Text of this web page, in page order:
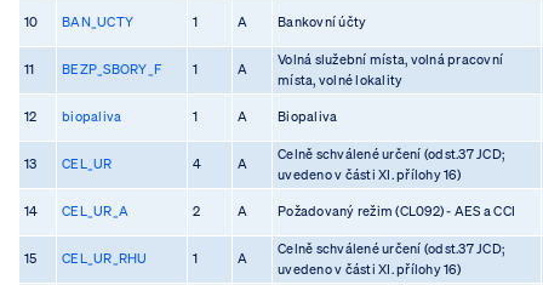
10 BAN_UCTY 1 A Bankovní účty
11 BEZP_SBORY_F 1 A
Volná služební místa, volná pracovní
místa, volné lokality
12 biopaliva 1 A Biopaliva
13 CEL_UR 4 A
Celně schválené určení (odst.37 JCD;
uvedeno v části XI. přílohy 16)
14 CEL_UR_A 2 A Požadovaný režim (CL092) - AES a CCI
15 CEL_UR_RHU 1 A
Celně schválené určení (odst.37 JCD;
uvedeno v části XI. přílohy 16)